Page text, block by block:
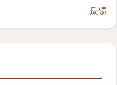
反馈